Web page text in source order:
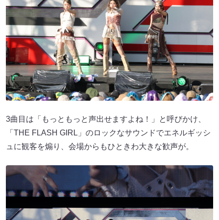
3曲目は「もっともっと声出せますよね！」と呼びかけ、
「THE FLASH GIRL」のロックなサウンドでエネルギッシ
ュに観客を煽り、会場からもひときわ大きな歓声が。